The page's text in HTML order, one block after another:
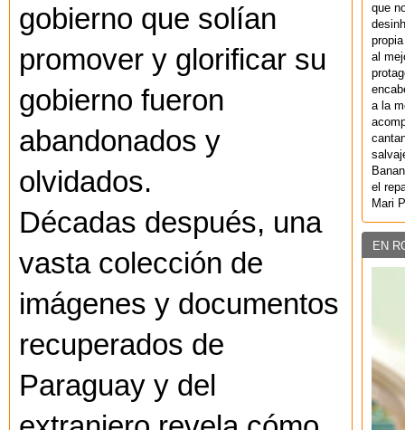
gobierno que solían
promover y glorificar su
gobierno fueron
abandonados y
olvidados.
Décadas después, una
vasta colección de
imágenes y documentos
recuperados de
Paraguay y del
que
al
a la
el
Mari
EN